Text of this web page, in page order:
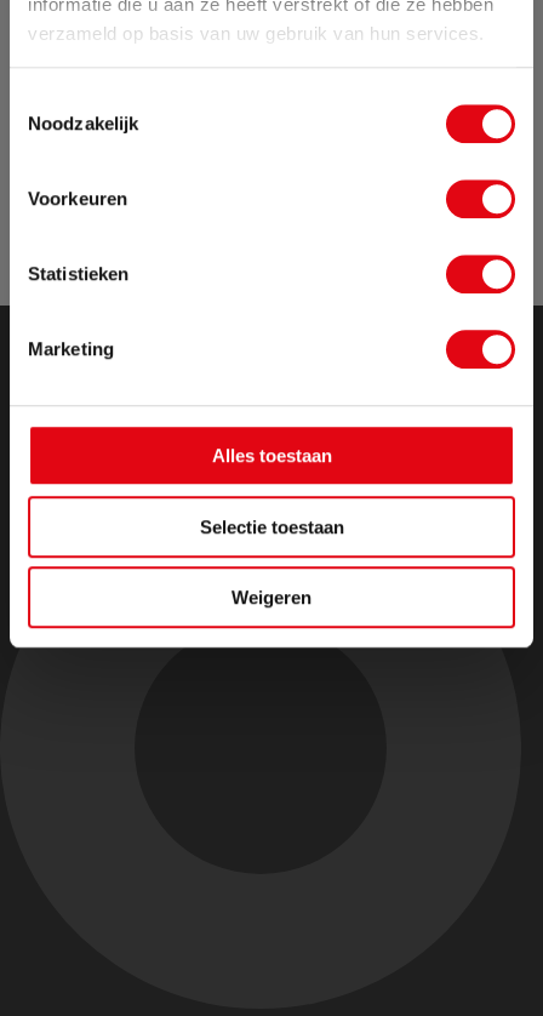
verzameld op basis van uw gebruik van hun services.
Noodzakelijk
Voorkeuren
Statistieken
Marketing
Alles toestaan
Selectie toestaan
Weigeren
Zomervakantie
vakantie. Bestellingen die in deze periode worden